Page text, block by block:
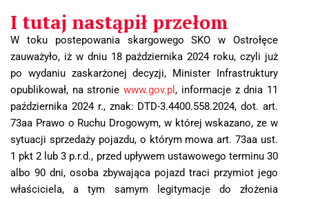
I tutaj nastąpił przełom
W toku postepowania skargowego SKO w Ostrołęce
zauważyło, iż w dniu 18 października 2024 roku, czyli już
po wydaniu zaskarżonej decyzji, Minister Infrastruktury
opublikował, na stroniewww.gov.pl, informacje z dnia 11
października 2024 r., znak: DTD-3.4400.558.2024, dot. art.
73aa Prawo o Ruchu Drogowym, w której wskazano, ze w
sytuacji sprzedaży pojazdu, o którym mowa art. 73aa ust.
1 pkt 2 lub 3 p.r.d., przed upływem ustawowego terminu 30
albo 90 dni, osoba zbywająca pojazd traci przymiot jego
właściciela, a tym samym legitymacje do złożenia